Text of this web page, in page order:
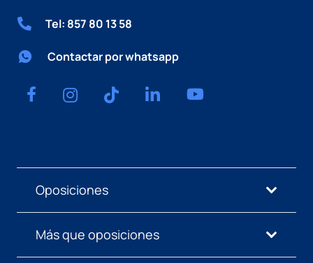
Tel: 857 80 13 58
Contactar por whatsapp
Oposiciones
Más que oposiciones